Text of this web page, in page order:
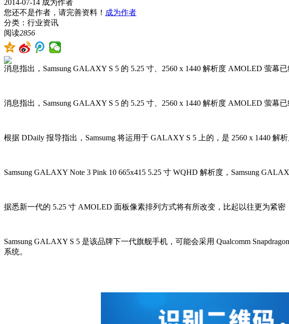
2014-07-14 成为作者
您还不是作者，请完善资料！ 成为作者
分类：行业资讯
阅读2856
消息指出，Samsung GALAXY S 5 的 5.25 寸、2560 x 1440 解析度 AMOLED 萤幕
消息指出，Samsung GALAXY S 5 的 5.25 寸、2560 x 1440 解析度 AMOLED 萤幕已
根据 DDaily 报导指出，Samsumg 将运用于 GALAXY S 5 上的，是 2560 x 1440 解
Samsung GALAXY Note 3 Pink 10 665x415 5.25 寸 WQHD 解析度，Samsung
据悉新一代的 5.25 寸 AMOLED 面板像素排列方式将有所改变，比起以往更为紧
Samsung GALAXY S 5 是该品牌下一代旗舰手机，可能会采用 Qualcomm
系统。